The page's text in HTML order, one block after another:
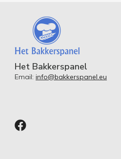
Het Bakkerspanel
Email: info@bakkerspanel.eu